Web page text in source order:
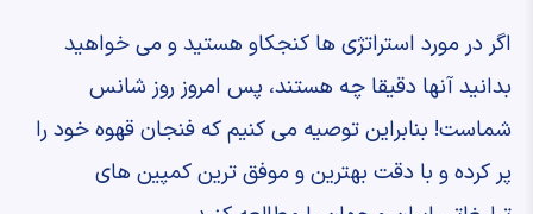
اگر در مورد استراتژی ها کنجکاو هستید و می خواهید
بدانید آنها دقیقا چه هستند، پس امروز روز شانس
شماست! بنابراین توصیه می کنیم که فنجان قهوه خود را
پر کرده و با دقت بهترین و موفق ترین کمپین های